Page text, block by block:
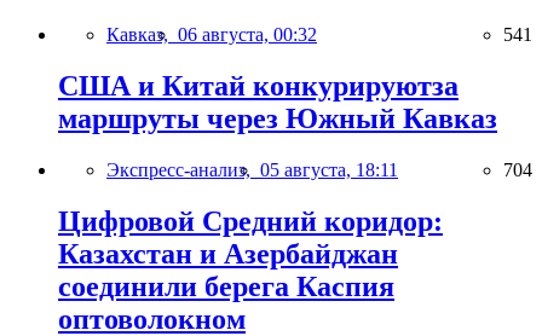
Кавказ, 06 августа, 00:32 541
США и Китай конкурируютза
маршруты через Южный Кавказ
Экспресс-анализ, 05 августа, 18:11 704
Цифровой Средний коридор:
Казахстан и Азербайджан
соединили берега Каспия
оптоволокном